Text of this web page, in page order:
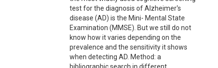
test for the diagnosis of Alzheimer's
disease (AD) is the Mini- Mental State
Examination (MMSE). But we still do not
know how it varies depending on the
prevalence and the sensitivity it shows
when detecting AD. Method: a